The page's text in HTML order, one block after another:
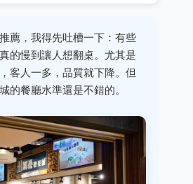
薦，我得先吐槽一下：有些
的慢到讓人想翻桌。尤其是
客人一多，品質就下降。但
的餐廳水準還是不錯的。